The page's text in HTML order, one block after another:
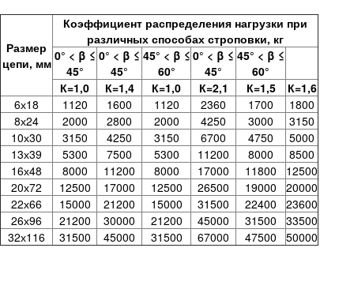
Размер
цепи, мм
Коэффициент распределения нагрузки при
различных способах строповки, кг
0° < β ≤
45°
0° < β ≤
45°
45° < β ≤
60°
0° < β ≤
45°
45° < β ≤
60°
К=1,0
К=1,4 К=1,0 К=2,1 К=1,5
К=1,6
6х18
1120 1600 1120 2360 1700
1800
8х24
2000 2800 2000 4250 3000
3150
10х30
3150 4250 3150 6700 4750
5000
13х39
5300 7500 5300 11200 8000
8500
16х48
8000 11200 8000 17000 11800
12500
20х72
12500 17000 12500 26500 19000
20000
22х66
15000 21200 15000 31500 22400
23600
26х96
21200 30000 21200 45000 31500
33500
32х116
31500 45000 31500 67000 47500 50000